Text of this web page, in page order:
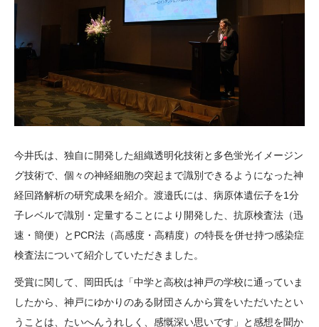
今井氏は、独自に開発した組織透明化技術と多色蛍光イメージン
グ技術で、個々の神経細胞の突起まで識別できるようになった神
経回路解析の研究成果を紹介。渡邉氏には、病原体遺伝子を1分
子レベルで識別・定量することにより開発した、抗原検査法（迅
速・簡便）とPCR法（高感度・高精度）の特長を併せ持つ感染症
検査法について紹介していただきました。
受賞に関して、岡田氏は「中学と高校は神戸の学校に通っていま
したから、神戸にゆかりのある財団さんから賞をいただいたとい
うことは、たいへんうれしく、感慨深い思いです」と感想を聞か